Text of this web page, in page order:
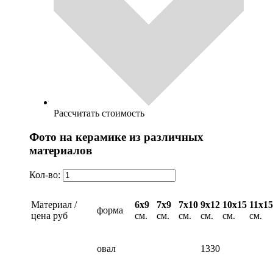
Рассчитать стоимость
Фото на керамике из различных
материалов
Кол-во:
Материал /
цена руб
форма
6х9
см.
7х9
см.
7х10
см.
9х12
см.
10х15
см.
11х15
см.
овал
1330